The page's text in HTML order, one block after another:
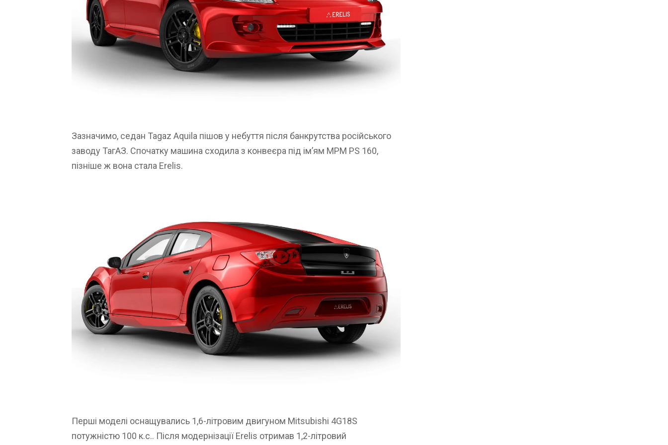
Зазначимо, седан Tagaz Aquila пішов у небуття після банкрутства російського
заводу ТагАЗ. Спочатку машина сходила з конвеєра під ім’ям MPM PS 160,
пізніше ж вона стала Erelis.
Перші моделі оснащувались 1,6-літровим двигуном Mitsubishi 4G18S
потужністю 100 к.с.. Після модернізації Erelis отримав 1,2-літровий